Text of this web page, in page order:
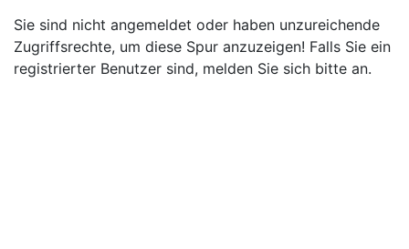
Sie sind nicht angemeldet oder haben unzureichende
Zugriffsrechte, um diese Spur anzuzeigen! Falls Sie ein
registrierter Benutzer sind, melden Sie sich bitte an.